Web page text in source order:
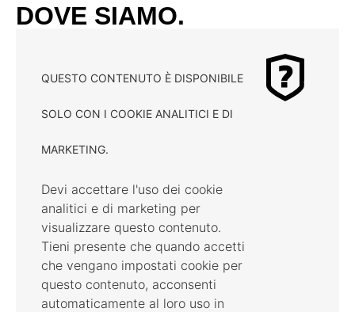
DOVE SIAMO.
QUESTO CONTENUTO È DISPONIBILE
SOLO CON I COOKIE ANALITICI E DI
MARKETING.
Devi accettare l'uso dei cookie
analitici e di marketing per
visualizzare questo contenuto.
Tieni presente che quando accetti
che vengano impostati cookie per
questo contenuto, acconsenti
automaticamente al loro uso in